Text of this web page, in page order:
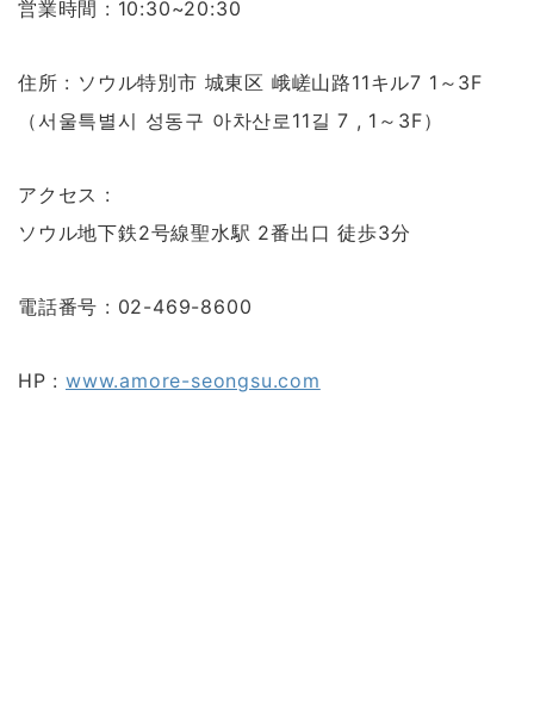
営業時間 : 10:30~20:30
住所 : ソウル特別市 城東区 峨嵯山路11キル7 1～3F
（서울특별시 성동구 아차산로11길 7 , 1～3F）
アクセス :
ソウル地下鉄2号線聖水駅 2番出口 徒歩3分
電話番号 : 02-469-8600
HP : www.amore-seongsu.com